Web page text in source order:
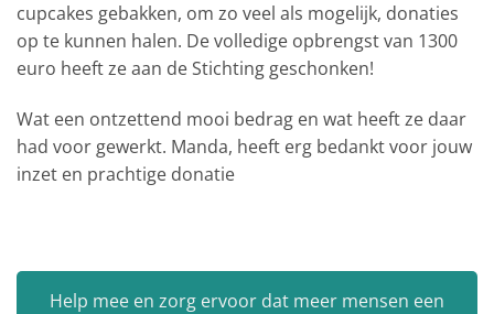
cupcakes gebakken, om zo veel als mogelijk, donaties
op te kunnen halen. De volledige opbrengst van 1300
euro heeft ze aan de Stichting geschonken!
Wat een ontzettend mooi bedrag en wat heeft ze daar
had voor gewerkt. Manda, heeft erg bedankt voor jouw
inzet en prachtige donatie
Help mee en zorg ervoor dat meer mensen een